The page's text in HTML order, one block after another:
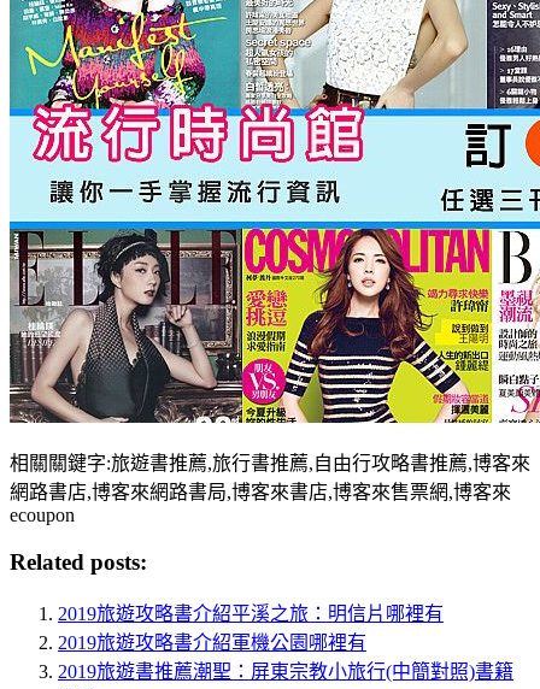
相關關鍵字:旅遊書推薦,旅行書推薦,自由行攻略書推薦,博客來
網路書店,博客來網路書局,博客來書店,博客來售票網,博客來
ecoupon
Related posts:
2019旅遊攻略書介紹平溪之旅：明信片哪裡有
2019旅遊攻略書介紹軍機公園哪裡有
2019旅遊書推薦潮聖：屏東宗教小旅行(中簡對照)書籍